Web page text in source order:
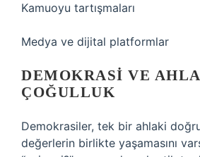
Kamuoyu tartışmaları
Medya ve dijital platformlar
DEMOKRASI VE
ÇOĞULLUK
Demokrasiler, tek bir ahlaki
değerlerin birlikte yaşamasını